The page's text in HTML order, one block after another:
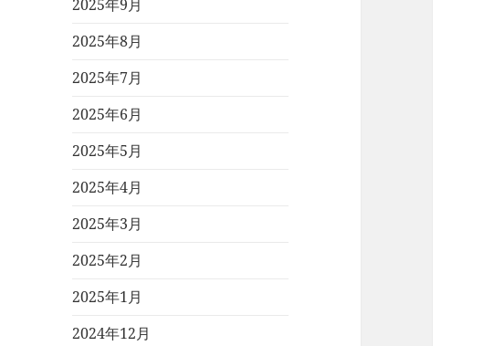
2025年9月
2025年8月
2025年7月
2025年6月
2025年5月
2025年4月
2025年3月
2025年2月
2025年1月
2024年12月